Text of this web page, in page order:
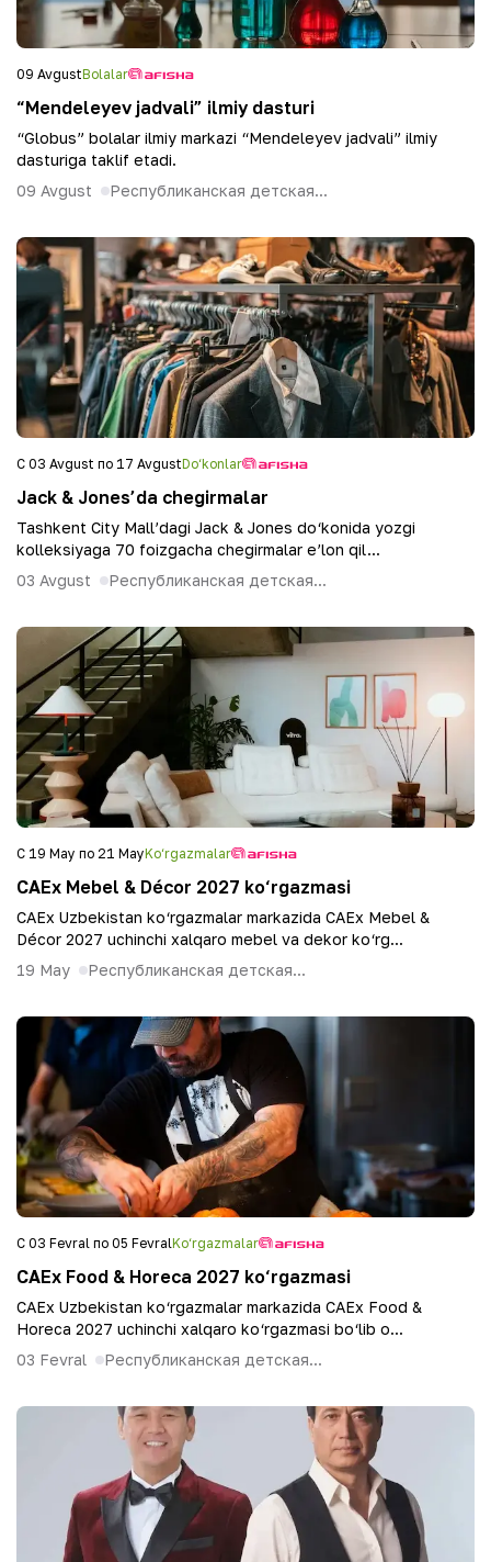
09 AvgustBolalar
“Mendeleyev jadvali” ilmiy dasturi
“Globus” bolalar ilmiy markazi “Mendeleyev jadvali” ilmiy
dasturiga taklif etadi.
09 Avgust
Республиканская детская...
С 03 Avgust по 17 AvgustDo‘konlar
Jack & Jones’da chegirmalar
Tashkent City Mall’dagi Jack & Jones do‘konida yozgi
kolleksiyaga 70 foizgacha chegirmalar e’lon qil...
03 Avgust
Республиканская детская...
С 19 May по 21 MayKo‘rgazmalar
CAEx Mebel & Décor 2027 ko‘rgazmasi
CAEx Uzbekistan ko‘rgazmalar markazida CAEx Mebel &
Décor 2027 uchinchi xalqaro mebel va dekor ko‘rg...
19 May
Республиканская детская...
С 03 Fevral по 05 FevralKo‘rgazmalar
CAEx Food & Horeca 2027 ko‘rgazmasi
CAEx Uzbekistan ko‘rgazmalar markazida CAEx Food &
Horeca 2027 uchinchi xalqaro ko‘rgazmasi bo‘lib o...
03 Fevral
Республиканская детская...